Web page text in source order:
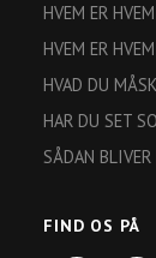
HVEM ER
HVEM ER
HVAD DU
HAR DU SET
SÅDAN
FIND OS PÅ